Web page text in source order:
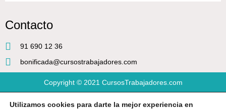
Contacto
91 690 12 36
bonificada@cursostrabajadores.com
Copyright © 2021 CursosTrabajadores.com
Utilizamos cookies para darte la mejor experiencia en